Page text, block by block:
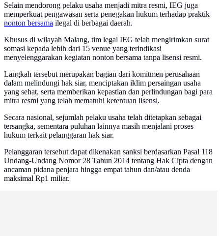
Selain mendorong pelaku usaha menjadi mitra resmi, IEG juga
memperkuat pengawasan serta penegakan hukum terhadap praktik
nonton bersama ilegal di berbagai daerah.
Khusus di wilayah Malang, tim legal IEG telah mengirimkan surat
somasi kepada lebih dari 15 venue yang terindikasi
menyelenggarakan kegiatan nonton bersama tanpa lisensi resmi.
Langkah tersebut merupakan bagian dari komitmen perusahaan
dalam melindungi hak siar, menciptakan iklim persaingan usaha
yang sehat, serta memberikan kepastian dan perlindungan bagi para
mitra resmi yang telah mematuhi ketentuan lisensi.
Secara nasional, sejumlah pelaku usaha telah ditetapkan sebagai
tersangka, sementara puluhan lainnya masih menjalani proses
hukum terkait pelanggaran hak siar.
Pelanggaran tersebut dapat dikenakan sanksi berdasarkan Pasal 118
Undang-Undang Nomor 28 Tahun 2014 tentang Hak Cipta dengan
ancaman pidana penjara hingga empat tahun dan/atau denda
maksimal Rp1 miliar.